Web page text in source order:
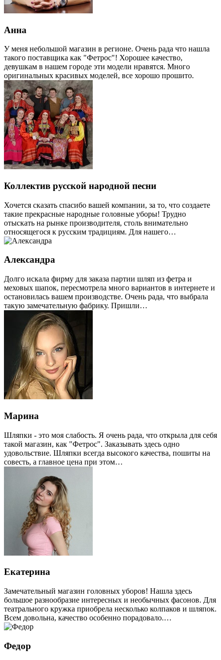
Анна
У меня небольшой магазин в регионе. Очень рада что нашла
такого поставщика как "Фетрос"! Хорошее качество,
девушкам в нашем городе эти модели нравятся. Много
оригинальных красивых моделей, все хорошо прошито.
Коллектив русской народной песни
Хочется сказать спасибо вашей компании, за то, что создаете
такие прекрасные народные головные уборы! Трудно
отыскать на рынке производителя, столь внимательно
относящегося к русским традициям. Для нашего…
Александра
Долго искала фирму для заказа партии шляп из фетра и
меховых шапок, пересмотрела много вариантов в интернете и
остановилась вашем производстве. Очень рада, что выбрала
такую замечательную фабрику. Пришли…
Марина
Шляпки - это моя слабость. Я очень рада, что открыла для себя
такой магазин, как "Фетрос". Заказывать здесь одно
удовольствие. Шляпки всегда высокого качества, пошиты на
совесть, а главное цена при этом…
Екатерина
Замечательный магазин головных уборов! Нашла здесь
большое разнообразие интересных и необычных фасонов. Для
театрального кружка приобрела несколько колпаков и шляпок.
Всем довольна, качество особенно порадовало.…
Федор